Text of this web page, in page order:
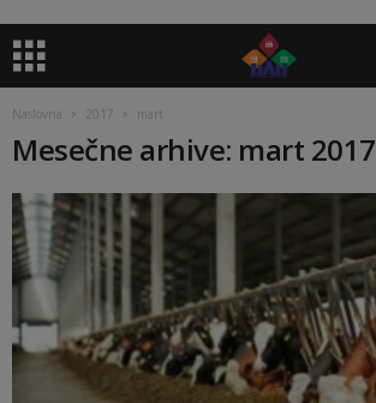
Naslovna 2017 mart
Mesečne arhive: mart 2017